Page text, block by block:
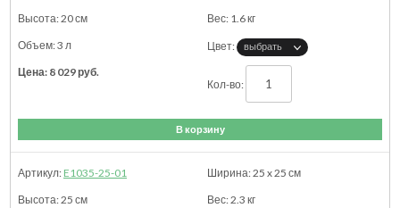
20см 1.6кг
3 л
8 029руб.
В корзину
E1035-25-01 25 x 25 см
25 см 2.3 кг